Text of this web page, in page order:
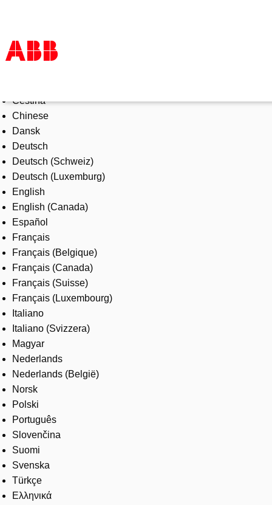
Products & Solutions
Industries
Services
About us
Where to buy
Contact us
Careers
Čeština
Chinese
Dansk
Deutsch
Deutsch (Schweiz)
Deutsch (Luxemburg)
English
English (Canada)
Español
Français
Français (Belgique)
Français (Canada)
Français (Suisse)
Français (Luxembourg)
Italiano
Italiano (Svizzera)
Magyar
Nederlands
Nederlands (België)
Norsk
Polski
Português
Slovenčina
Suomi
Svenska
Türkçe
Ελληνικά